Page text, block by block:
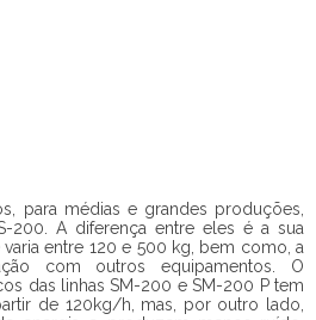
para médias e grandes produções,
200. A diferença entre eles é a sua
entre 120 e 500 kg, bem como, a
com outros equipamentos. O
das linhas SM-200 e SM-200 P tem
de 120kg/h, mas, por outro lado,